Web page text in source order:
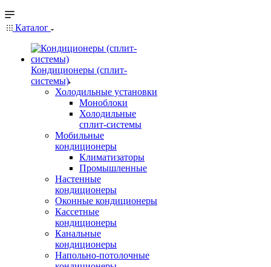
Каталог
Кондиционеры (сплит-
системы)
Холодильные установки
Моноблоки
Холодильные
сплит-системы
Мобильные
кондиционеры
Климатизаторы
Промышленные
Настенные
кондиционеры
Оконные кондиционеры
Кассетные
кондиционеры
Канальные
кондиционеры
Напольно-потолочные